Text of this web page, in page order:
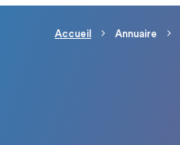
Fil d'Ariane
Accueil Annuaire